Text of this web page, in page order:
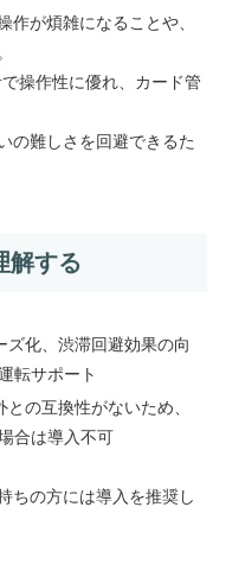
作が煩雑になることや、
操作性に優れ、カード管
の難しさを回避できるた
解する
化、渋滞回避効果の向
転サポート
の互換性がないため、
合は導入不可
ちの方には導入を推奨し